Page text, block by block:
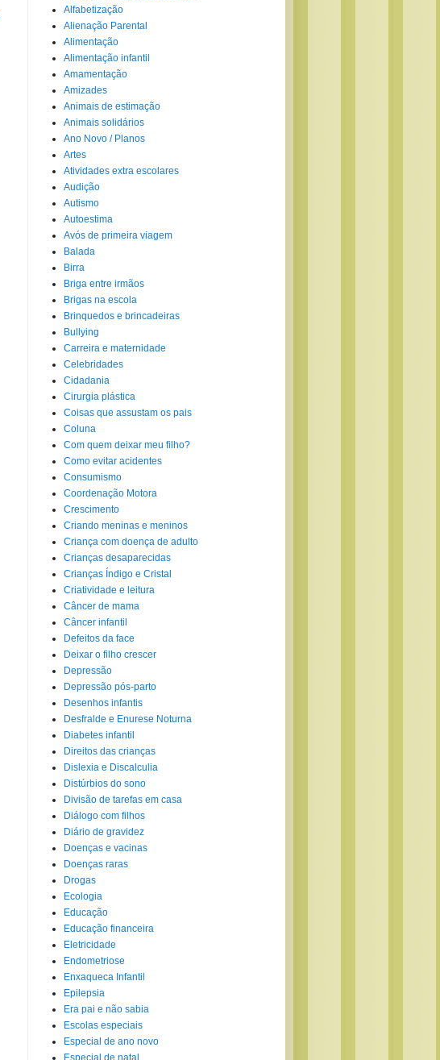
Alfabetização
Alienação Parental
Alimentação
Alimentação infantil
Amamentação
Amizades
Animais de estimação
Animais solidários
Ano Novo / Planos
Artes
Atividades extra escolares
Audição
Autismo
Autoestima
Avós de primeira viagem
Balada
Birra
Briga entre irmãos
Brigas na escola
Brinquedos e brincadeiras
Bullying
Carreira e maternidade
Celebridades
Cidadania
Cirurgia plástica
Coisas que assustam os pais
Coluna
Com quem deixar meu filho?
Como evitar acidentes
Consumismo
Coordenação Motora
Crescimento
Criando meninas e meninos
Criança com doença de adulto
Crianças desaparecidas
Crianças Índigo e Cristal
Criatividade e leitura
Câncer de mama
Câncer infantil
Defeitos da face
Deixar o filho crescer
Depressão
Depressão pós-parto
Desenhos infantis
Desfralde e Enurese Noturna
Diabetes infantil
Direitos das crianças
Dislexia e Discalculia
Distúrbios do sono
Divisão de tarefas em casa
Diálogo com filhos
Diário de gravidez
Doenças e vacinas
Doenças raras
Drogas
Ecologia
Educação
Educação financeira
Eletricidade
Endometriose
Enxaqueca Infantil
Epilepsia
Era pai e não sabia
Escolas especiais
Especial de ano novo
Especial de natal